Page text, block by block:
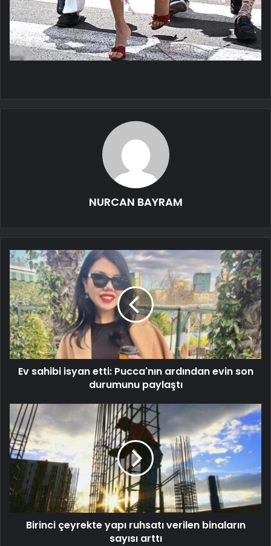
NURCAN BAYRAM
Ev sahibi isyan etti: Pucca'nın ardından evin son
durumunu paylaştı
Birinci çeyrekte yapı ruhsatı verilen binaların
sayısı arttı